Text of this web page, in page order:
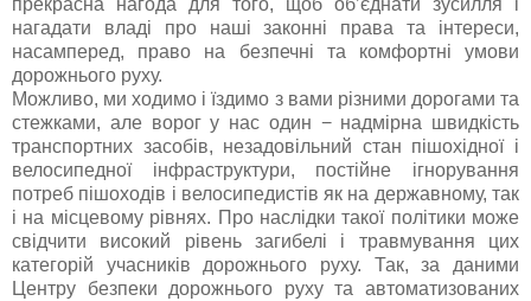
прекрасна нагода для того, щоб об’єднати зусилля і
нагадати владі про наші законні права та інтереси,
насамперед, право на безпечні та комфортні умови
дорожнього руху.
Можливо, ми ходимо і їздимо з вами різними дорогами та
стежками, але ворог у нас один − надмірна швидкість
транспортних засобів, незадовільний стан пішохідної і
велосипедної інфраструктури, постійне ігнорування
потреб пішоходів і велосипедистів як на державному, так
і на місцевому рівнях. Про наслідки такої політики може
свідчити високий рівень загибелі і травмування цих
категорій учасників дорожнього руху. Так, за даними
Центру безпеки дорожнього руху та автоматизованих